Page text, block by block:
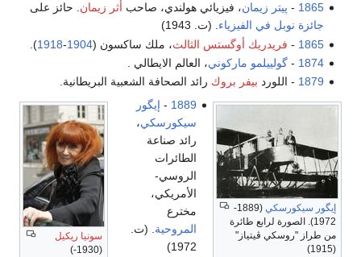
1865
- پيتر زيمان، فيزيائي هولندي، صاحب أثر زيمان. حائز على
جائزة نوبل في الفيزياء. (ت. 1943)
1865
- فريدريك أوگستس الثالث، ملك ساكسون (1904
-
1918
).
1874
-گولييلمو ماركوني، العالم الايطالي .
1879 - اللورد بيفر بروك رائد الصحافة الشعبية البريطانية.
إيگور سيكورسكي
(1889-
1972). الصورة لرابع طائرة
من طراز "روسكي ڤيتياز"
(1915)
سونيا ريكيل
(1930-)
1889
- إيگور
سيكورسكي،
رائد صناعة
الطائرات
الروسي-
الأمريكي،
مخترع
المروحية. (ت.
1972)